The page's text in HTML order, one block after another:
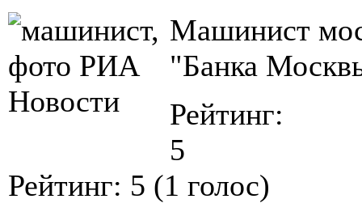
Машинист
"Банка
Рейтинг:
5
Рейтинг: 5 (1 голос)